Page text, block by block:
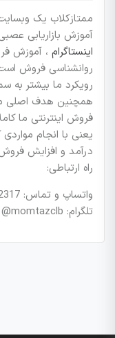
ممتازکلاب یک
آموزش بازاریابی
اینستاگرام ، آموزش
روانشناسی فروش
رویکرد ما بیشتر
همچنین هدف اصلی ما
فروش اینترنتی ما
یعنی با انجام
درآمد و افزایش
راه ارتباطی:
واتساپ و تماس: 09306412317
تلگرام: momtazclb@